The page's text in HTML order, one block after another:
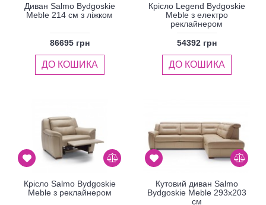
Диван Salmo Bydgoskie
Meble 214 см з ліжком
86695 грн
ДО КОШИКА
Крісло Legend Bydgoskie
Meble з електро
реклайнером
54392 грн
ДО КОШИКА
Крісло Salmo Bydgoskie
Meble з реклайнером
Кутовий диван Salmo
Bydgoskie Meble 293x203
см